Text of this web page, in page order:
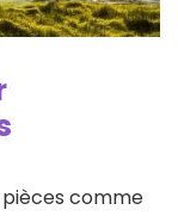
comme